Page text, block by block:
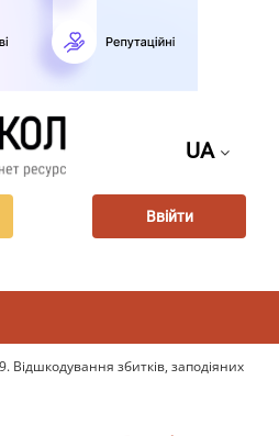
UA
Ввійти
Відшкодування збитків, заподіяних